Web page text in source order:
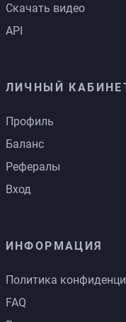
Скачать видео
API
ЛИЧНЫЙ
Профиль
Баланс
Рефералы
Вход
ИНФОРМАЦИЯ
Политика
FAQ